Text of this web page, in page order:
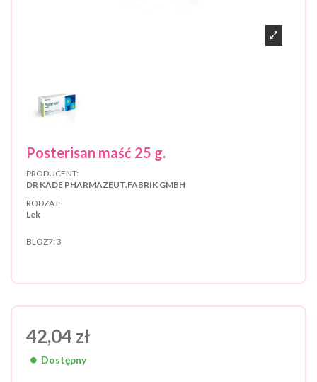
Posterisan maść 25 g.
PRODUCENT:
DR KADE PHARMAZEUT.FABRIK GMBH
RODZAJ:
Lek
BLOZ7: 3
42,04 zł
Dostępny